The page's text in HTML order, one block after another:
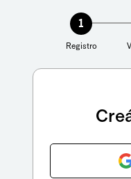
1
Registro